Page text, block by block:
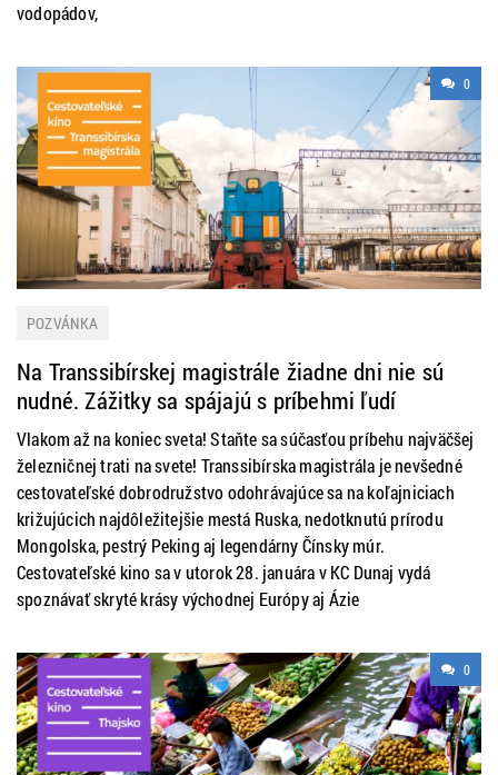
vodopádov,
0
POZVÁNKA
Na Transsibírskej magistrále žiadne dni nie sú
nudné. Zážitky sa spájajú s príbehmi ľudí
Vlakom až na koniec sveta! Staňte sa súčasťou príbehu najväčšej
železničnej trati na svete! Transsibírska magistrála je nevšedné
cestovateľské dobrodružstvo odohrávajúce sa na koľajniciach
križujúcich najdôležitejšie mestá Ruska, nedotknutú prírodu
Mongolska, pestrý Peking aj legendárny Čínsky múr.
Cestovateľské kino sa v utorok 28. januára v KC Dunaj vydá
spoznávať skryté krásy východnej Európy aj Ázie
0